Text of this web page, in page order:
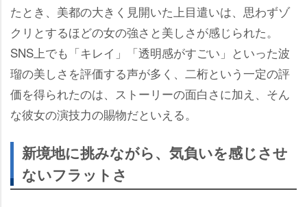
たとき、美都の大きく見開いた上目遣いは、思わずゾ
クリとするほどの女の強さと美しさが感じられた。
SNS上でも「キレイ」「透明感がすごい」といった波
瑠の美しさを評価する声が多く、二桁という一定の評
価を得られたのは、ストーリーの面白さに加え、そん
な彼女の演技力の賜物だといえる。
新境地に挑みながら、気負いを感じさせ
ないフラットさ